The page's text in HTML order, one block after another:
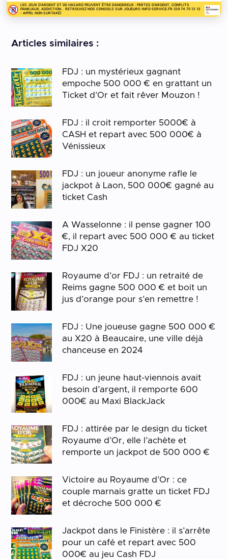
LES JEUX D'ARGENT ET DE HASARD PEUVENT ÊTRE DANGEREUX : PERTES D'ARGENT, CONFLITS
FAMILIAUX, ADDICTION... RETROUVEZ NOS CONSEILS SUR JOUEURS-INFO-SERVICE.FR (09 74 75 13 13
- APPEL NON SURTAXÉ)
Articles similaires :
FDJ : un mystérieux gagnant
empoche 500 000 € en grattant un
Ticket d’Or et fait rêver Mouzon !
FDJ : il croit remporter 5000€ à
CASH et repart avec 500 000€ à
Vénissieux
FDJ : un joueur anonyme rafle le
jackpot à Laon, 500 000€ gagné au
ticket Cash
A Wasselonne : il pense gagner 100
€, il repart avec 500 000 € au ticket
FDJ X20
Royaume d’or FDJ : un retraité de
Reims gagne 500 000 € et boit un
jus d’orange pour s’en remettre !
FDJ : Une joueuse gagne 500 000 €
au X20 à Beaucaire, une ville déjà
chanceuse en 2024
FDJ : un jeune haut-viennois avait
besoin d’argent, il remporte 600
000€ au Maxi BlackJack
FDJ : attirée par le design du ticket
Royaume d’Or, elle l’achète et
remporte un jackpot de 500 000 €
Victoire au Royaume d’Or : ce
couple marnais gratte un ticket FDJ
et décroche 500 000 €
Jackpot dans le Finistère : il s’arrête
pour un café et repart avec 500
000€ au jeu Cash FDJ